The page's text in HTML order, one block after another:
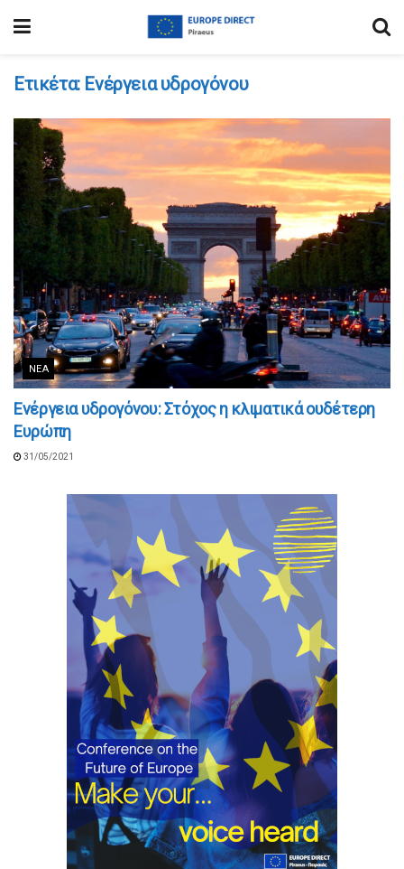
Ετικέτα: Ενέργεια υδρογόνου
ΝΈΑ
Ενέργεια υδρογόνου: Στόχος η κλιματικά ουδέτερη
Ευρώπη
31/05/2021